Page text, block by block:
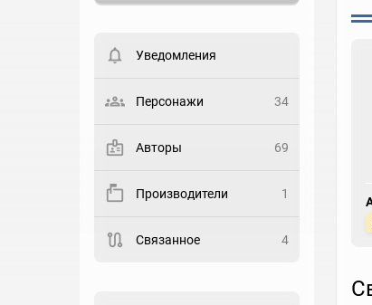
пользователи. Хотите
Статус
Закладка
Выберите рейтинг
Уведомления
Персонажи 34
Авторы 69
Производители 1
Связанное 4